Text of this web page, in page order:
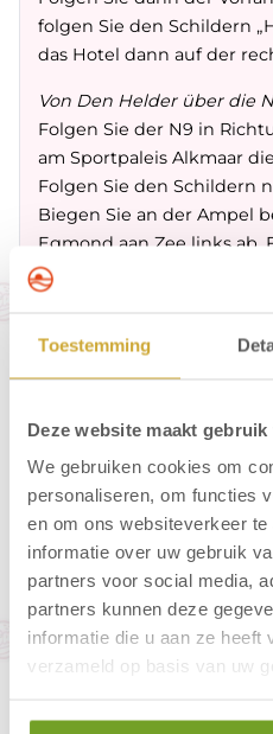
Toestemming
Deze website maakt
We gebruiken cookies om
personaliseren, om functies
en om ons websiteverkeer
informatie over uw gebruik
partners voor social media,
partners kunnen deze
informatie die u aan ze heeft
verzameld op basis van uw
folgen Sie den Schildern
das Hotel dann auf der
Von Den Helder über die
Folgen Sie der N9 in
am Sportpaleis Alkmaar
Folgen Sie den Schildern
Biegen Sie an der Ampel
Egmond aan Zee links ab.
Vorfahrtsstraße nach links
Schildern „Hotel
Von Den Oever über die A7
Ausfahrt Middenmeer und
N242 in Richtung
auch den Schildern
sich jetzt auf der N9
Biegen Sie an der dritten
Sportpaleis Alkmaar) links
Folgen Sie den Schildern
Biegen Sie an der Ampel
Egmond aan Zee links ab.
Schildern „Hotel